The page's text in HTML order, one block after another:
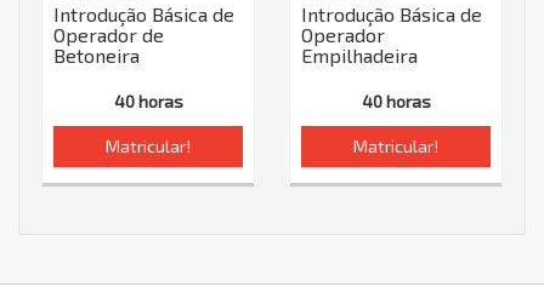
Introdução Básica de
Operador de
Betoneira
40 horas
Matricular!
Introdução Básica de
Operador
Empilhadeira
40 horas
Matricular!